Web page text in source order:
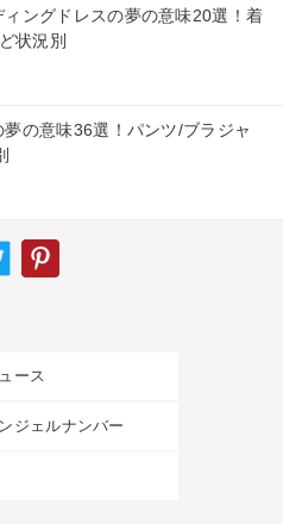
ィングドレスの夢の意味20選！着
状況別
夢の意味36選！パンツ/ブラジャ
ース
ジェルナンバー